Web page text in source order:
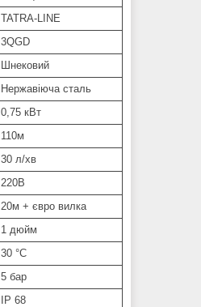
TATRA-LINE
3QGD
Шнековий
Нержавіюча сталь
0,75 кВт
110м
30 л/хв
220В
20м + євро вилка
1 дюйм
30 °C
5 бар
IP 68